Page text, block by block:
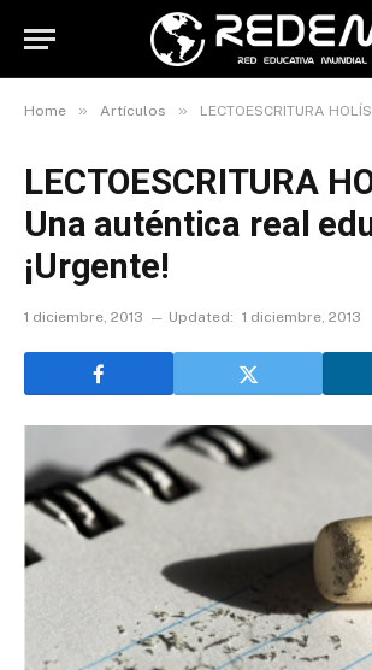
Home » Artículos » LECTOESCRITURA HOLÍSTICA: Una
LECTOESCRITURA
Una auténtica real
¡Urgente!
1 diciembre, 2013 Updated: 1 diciembre, 2013